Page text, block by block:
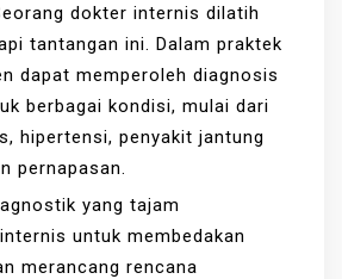
dokter internis dilatih
tantangan ini. Dalam praktek
dapat memperoleh diagnosis
berbagai kondisi, mulai dari
hipertensi, penyakit jantung
pernapasan.
yang tajam
untuk membedakan
merancang rencana